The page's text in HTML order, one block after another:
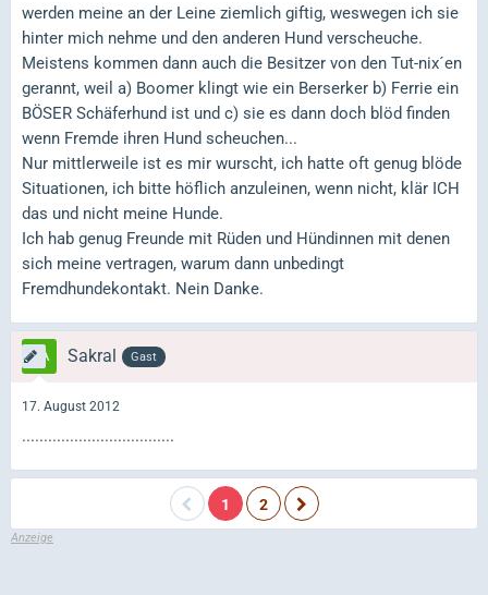
werden meine an der Leine ziemlich giftig, weswegen ich sie
hinter mich nehme und den anderen Hund verscheuche.
Meistens kommen dann auch die Besitzer von den Tut-nix´en
gerannt, weil a) Boomer klingt wie ein Berserker b) Ferrie ein
BÖSER Schäferhund ist und c) sie es dann doch blöd finden
wenn Fremde ihren Hund scheuchen...
Nur mittlerweile ist es mir wurscht, ich hatte oft genug blöde
Situationen, ich bitte höflich anzuleinen, wenn nicht, klär ICH
das und nicht meine Hunde.
Ich hab genug Freunde mit Rüden und Hündinnen mit denen
sich meine vertragen, warum dann unbedingt
Fremdhundekontakt. Nein Danke.
Sakral Gast
17. August 2012
...................................
1 2